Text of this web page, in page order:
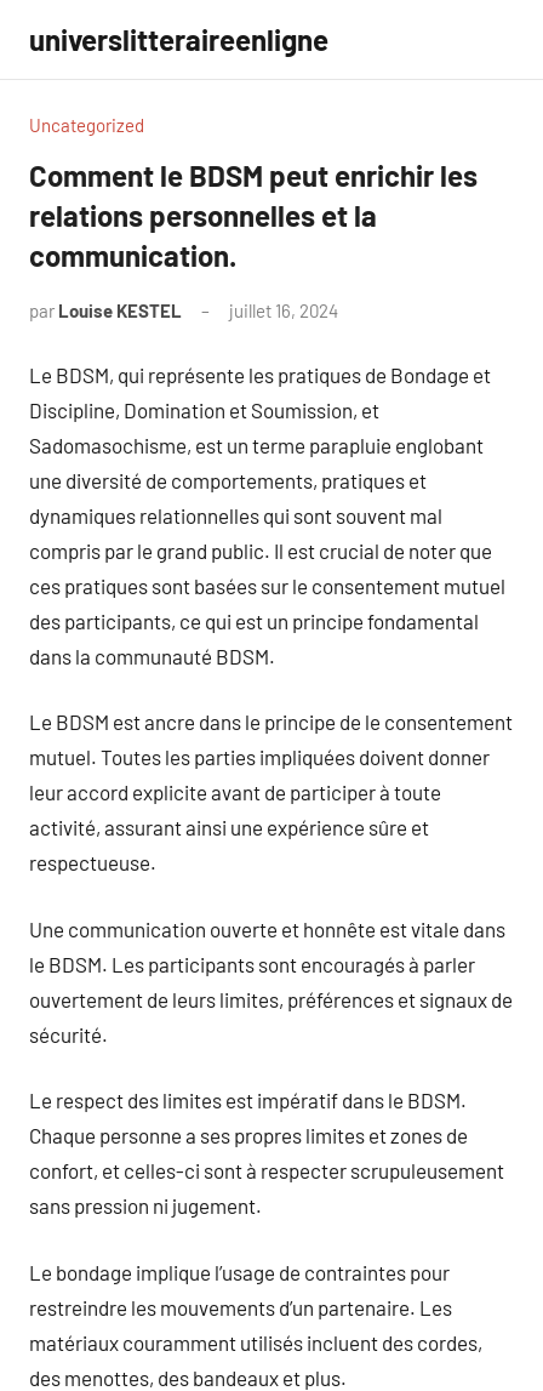
contenu
universlitteraireenligne
Uncategorized
Comment le BDSM peut enrichir les
relations personnelles et la
communication.
par Louise KESTEL juillet 16, 2024
Le BDSM, qui représente les pratiques de Bondage et
Discipline, Domination et Soumission, et
Sadomasochisme, est un terme parapluie englobant
une diversité de comportements, pratiques et
dynamiques relationnelles qui sont souvent mal
compris par le grand public. Il est crucial de noter que
ces pratiques sont basées sur le consentement mutuel
des participants, ce qui est un principe fondamental
dans la communauté BDSM.
Le BDSM est ancre dans le principe de le consentement
mutuel. Toutes les parties impliquées doivent donner
leur accord explicite avant de participer à toute
activité, assurant ainsi une expérience sûre et
respectueuse.
Une communication ouverte et honnête est vitale dans
le BDSM. Les participants sont encouragés à parler
ouvertement de leurs limites, préférences et signaux de
sécurité.
Le respect des limites est impératif dans le BDSM.
Chaque personne a ses propres limites et zones de
confort, et celles-ci sont à respecter scrupuleusement
sans pression ni jugement.
Le bondage implique l’usage de contraintes pour
restreindre les mouvements d’un partenaire. Les
matériaux couramment utilisés incluent des cordes,
des menottes, des bandeaux et plus.